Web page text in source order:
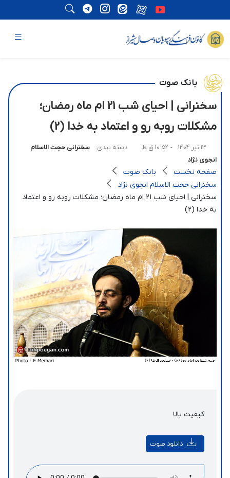
بانک صوت
سخنرانی | احیای شب 21 ام ماه رمضان؛
مشکلات روبه رو و اعتماد به خدا (2)
13 تیر 1404 - 10:52 ق.ظ دسته بندی:
سخنرانی حجت الاسلام
انجوی نژاد
صفحه نخست
بانک صوت
سخنرانی حجت الاسلام انجوی نژاد
سخنرانی | احیای شب 21 ام ماه رمضان؛ مشکلات روبه رو و اعتماد
به خدا (2)
کیفیت بالا
دانلود صوت